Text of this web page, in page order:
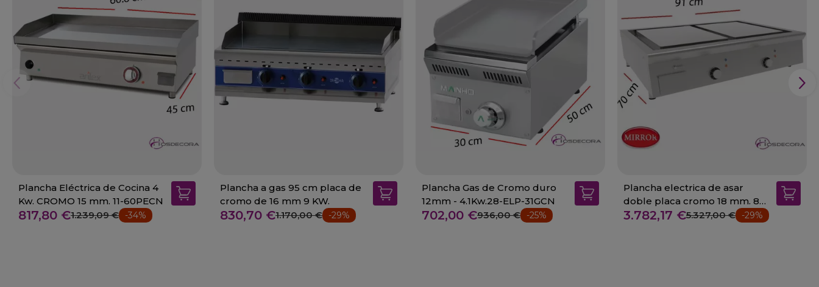
Plancha Eléctrica de Cocina 4
Kw. CROMO 15 mm. 11-60PECN
817,80 €1.239,09 € -34%
Plancha a gas 95 cm placa de
cromo de 16 mm 9 KW.
830,70 €1.170,00 € -29%
Plancha Gas de Cromo duro
12mm - 4.1Kw.28-ELP-31GCN
702,00 €936,00 € -25%
Plancha electrica de asar
doble placa cromo 18 mm. 8
Kw
3.782,17 €5.327,00 € -29%